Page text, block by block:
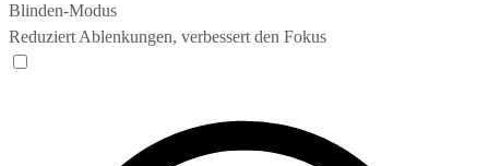
Blinden-Modus
Reduziert Ablenkungen, verbessert den Fokus